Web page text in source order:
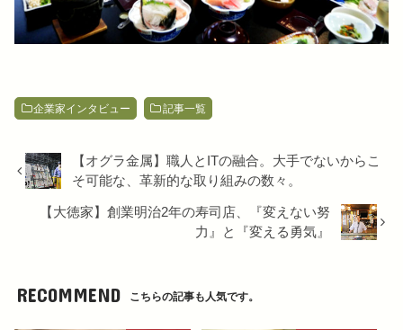
企業家インタビュー 記事一覧
【オグラ金属】職人とITの融合。大手でないからこ
そ可能な、革新的な取り組みの数々。
【大徳家】創業明治2年の寿司店、『変えない努
力』と『変える勇気』
RECOMMEND こちらの記事も人気です。